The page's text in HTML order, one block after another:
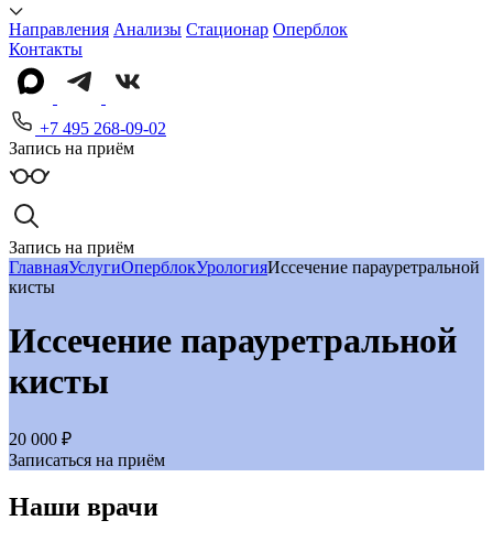
Направления Анализы Стационар Оперблок
Контакты
+7 495 268-09-02
Запись на приём
Запись на приём
ГлавнаяУслугиОперблокУрологияИссечение парауретральной
кисты
Иссечение парауретральной
кисты
20 000 ₽
Записаться на приём
Наши врачи